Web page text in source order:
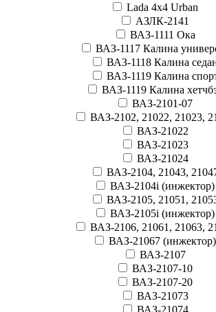
Lada 4x4 Urban
АЗЛК-2141
ВАЗ-1111 Ока
ВАЗ-1117 Калина
ВАЗ-1118 Калина
ВАЗ-1119 Калина
ВАЗ-1119 Калина
ВАЗ-2101-07
ВАЗ-2102, 21022, 21023,
ВАЗ-21022
ВАЗ-21023
ВАЗ-21024
ВАЗ-2104, 21043,
ВАЗ-2104i (инжектор)
ВАЗ-2105, 21051,
ВАЗ-2105i (инжектор)
ВАЗ-2106, 21061, 21063,
ВАЗ-21067 (инжектор)
ВАЗ-2107
ВАЗ-2107-10
ВАЗ-2107-20
ВАЗ-21073
ВАЗ-21074